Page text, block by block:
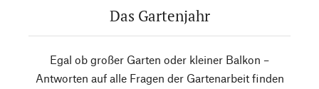
Das Gartenjahr
Egal ob großer Garten oder kleiner Balkon –
Antworten auf alle Fragen der Gartenarbeit finden